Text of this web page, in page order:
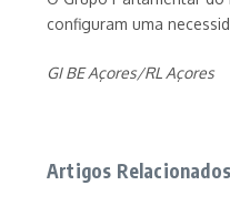
configuram uma
GI BE Açores/RL Açores
Artigos Relacionados